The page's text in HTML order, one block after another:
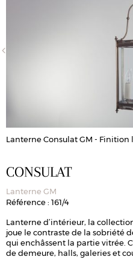
Lanterne Consulat GM -
CONSULAT
Lanterne GM
Référence : 161/4
Lanterne d’intérieur, la
joue le contraste de la sobriété
qui enchâssent la partie vitrée.
de demeure, halls, galeries et